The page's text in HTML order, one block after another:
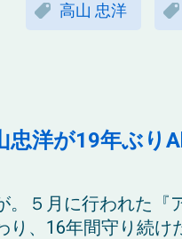
高山 忠洋
洋が19年ぶり
。５月に行われた『
、16年間守り続け